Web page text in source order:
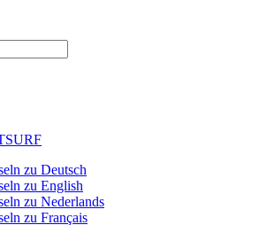
zu
Deutsch
wechseln
zu
Sprache
Sprache